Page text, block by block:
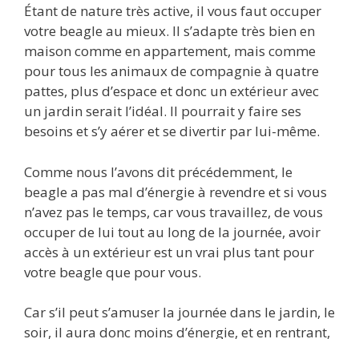
Étant de nature très active, il vous faut occuper
votre beagle au mieux. Il s’adapte très bien en
maison comme en appartement, mais comme
pour tous les animaux de compagnie à quatre
pattes, plus d’espace et donc un extérieur avec
un jardin serait l’idéal. Il pourrait y faire ses
besoins et s’y aérer et se divertir par lui-même.
Comme nous l’avons dit précédemment, le
beagle a pas mal d’énergie à revendre et si vous
n’avez pas le temps, car vous travaillez, de vous
occuper de lui tout au long de la journée, avoir
accès à un extérieur est un vrai plus tant pour
votre beagle que pour vous.
Car s’il peut s’amuser la journée dans le jardin, le
soir, il aura donc moins d’énergie, et en rentrant,